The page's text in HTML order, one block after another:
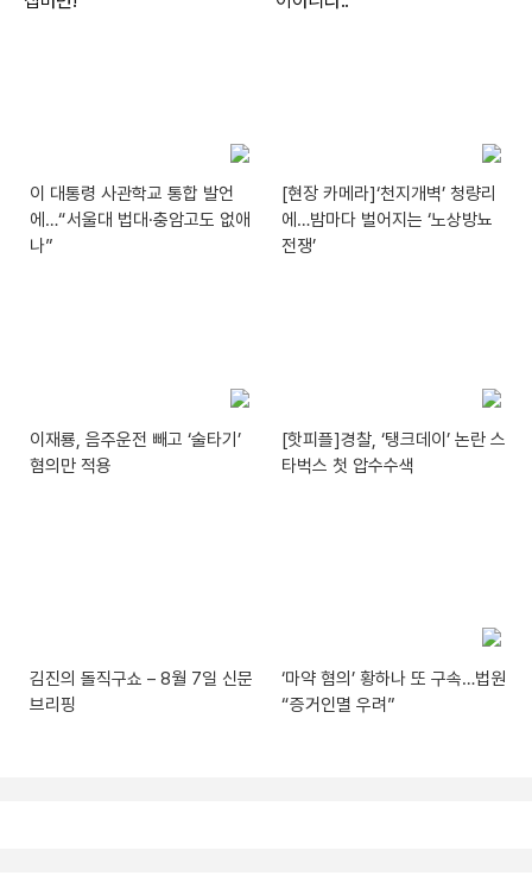
이 대통령 사관학교 통합 발언
에…“서울대 법대·충암고도 없애
나”
[현장 카메라]‘천지개벽’ 청량리
에…밤마다 벌어지는 ‘노상방뇨
전쟁’
이재룡, 음주운전 빼고 ‘술타기’
혐의만 적용
[핫피플]경찰, ‘탱크데이’ 논란 스
타벅스 첫 압수수색
김진의 돌직구쇼 – 8월 7일 신문
브리핑
‘마약 혐의’ 황하나 또 구속…법원
“증거인멸 우려”